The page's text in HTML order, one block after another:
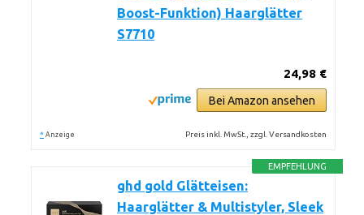
Boost-Funktion) Haarglätter
S7710
24,98 €
Bei Amazon ansehen
* Anzeige Preis inkl. MwSt., zzgl. Versandkosten
EMPFEHLUNG
ghd gold Glätteisen:
Haarglätter & Multistyler, Sleek